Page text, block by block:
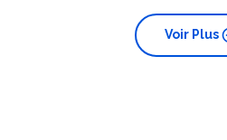
Voir Plus